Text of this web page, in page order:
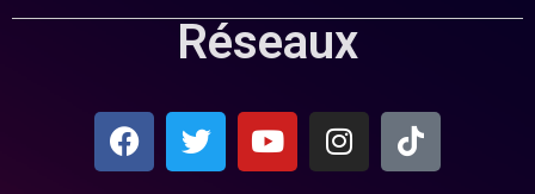
Réseaux